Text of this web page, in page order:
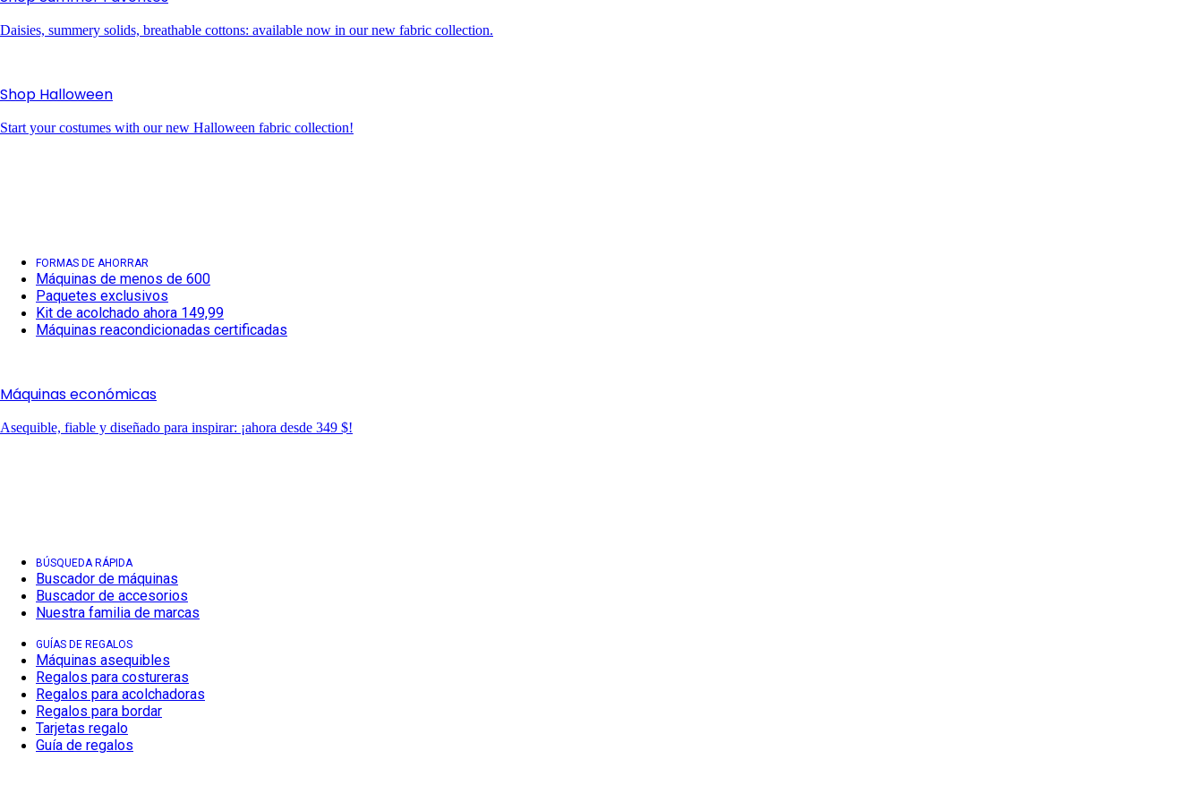
Daisies, summery solids, breathable cottons: available now in our new fabric collection.
Shop Halloween
Start your costumes with our new Halloween fabric collection!
FORMAS DE AHORRAR
Máquinas de menos de 600
Paquetes exclusivos
Kit de acolchado ahora 149,99
Máquinas reacondicionadas certificadas
Máquinas económicas
Asequible, fiable y diseñado para inspirar: ¡ahora desde 349 $!
BÚSQUEDA RÁPIDA
Buscador de máquinas
Buscador de accesorios
Nuestra familia de marcas
GUÍAS DE REGALOS
Máquinas asequibles
Regalos para costureras
Regalos para acolchadoras
Regalos para bordar
Tarjetas regalo
Guía de regalos